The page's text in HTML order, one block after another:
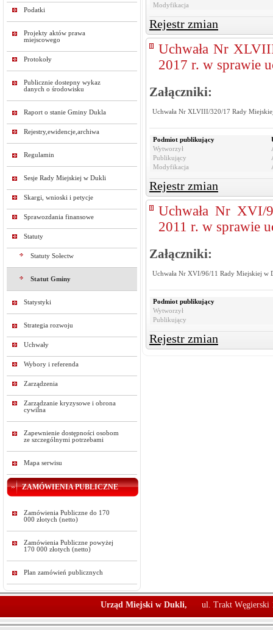
Podatki
Projekty aktów prawa
miejscowego
Protokoły
Publicznie dostepny wykaz
danych o środowisku
Raport o stanie Gminy Dukla
Rejestry,ewidencje,archiwa
Regulamin
Sesje Rady Miejskiej w Dukli
Skargi, wnioski i petycje
Sprawozdania finansowe
Statuty
Statuty Sołectw
Statut Gminy
Statystyki
Strategia rozwoju
Uchwały
Wybory i referenda
Zarządzenia
Zarządzanie kryzysowe i obrona
cywilna
Zapewnienie dostępności osobom
ze szczególnymi potrzebami
Mapa serwisu
ZAMÓWIENIA PUBLICZNE
Zamówienia Publiczne do 170
000 złotych (netto)
Zamówienia Publiczne powyżej
170 000 złotych (netto)
Plan zamówień publicznych
Modyfikacja
Rejestr zmian
Uchwała Nr
2017 r. w sprawie
Załączniki:
Uchwała Nr XLVIII/320/17 Rady
Podmiot publikujący
Wytworzył
Publikujący
Modyfikacja
Rejestr zmian
Uchwała Nr XVI/
2011 r. w sprawie
Załączniki:
Uchwała Nr XVI/96/11 Rady Miejskiej w
Podmiot publikujący
Wytworzył
Publikujący
Rejestr zmian
Urząd Miejski w Dukli, ul. Trakt Węgierski